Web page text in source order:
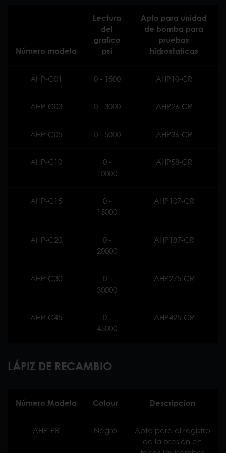
Número modelo
Lectura
del
grafico
psi
Apto para unidad
de bomba para
pruebas
hidrostaticas
AHP-C01 0 - 1500 AHP10-CR
AHP-C03 0 - 3000 AHP26-CR
AHP-C05 0 - 5000 AHP36-CR
AHP-C10
0 -
10000
AHP58-CR
AHP-C15
0 -
15000
AHP107-CR
AHP-C20
0 -
20000
AHP187-CR
AHP-C30
0 -
30000
AHP275-CR
AHP-C45
0 -
45000
AHP425-CR
LÁPIZ DE RECAMBIO
Número Modelo Colour Descripcion
AHP-PB Negro
Apto para el registro
de la presión en